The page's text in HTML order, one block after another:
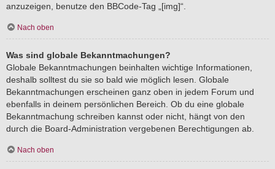
anzuzeigen, benutze den BBCode-Tag „[img]“.
Nach oben
Was sind globale Bekanntmachungen?
Globale Bekanntmachungen beinhalten wichtige Informationen,
deshalb solltest du sie so bald wie möglich lesen. Globale
Bekanntmachungen erscheinen ganz oben in jedem Forum und
ebenfalls in deinem persönlichen Bereich. Ob du eine globale
Bekanntmachung schreiben kannst oder nicht, hängt von den
durch die Board-Administration vergebenen Berechtigungen ab.
Nach oben